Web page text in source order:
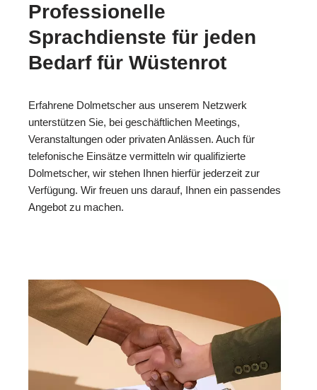
Professionelle
Sprachdienste für jeden
Bedarf für Wüstenrot
Erfahrene Dolmetscher aus unserem Netzwerk
unterstützen Sie, bei geschäftlichen Meetings,
Veranstaltungen oder privaten Anlässen. Auch für
telefonische Einsätze vermitteln wir qualifizierte
Dolmetscher, wir stehen Ihnen hierfür jederzeit zur
Verfügung. Wir freuen uns darauf, Ihnen ein passendes
Angebot zu machen.